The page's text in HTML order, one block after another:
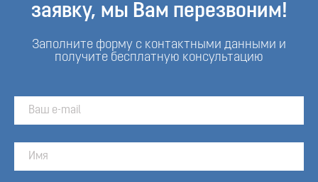
заявку, мы Вам перезвоним!
Заполните форму с контактными данными и
получите бесплатную консультацию